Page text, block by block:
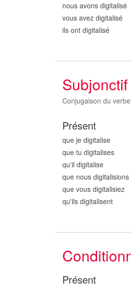
nous avons digitalisé
vous avez digitalisé
ils ont digitalisé
Subjonctif
Conjugaison du
Présent
que je digitalise
que tu digitalises
qu'il digitalise
que nous digitalisions
que vous digitalisiez
qu'ils digitalisent
Présent